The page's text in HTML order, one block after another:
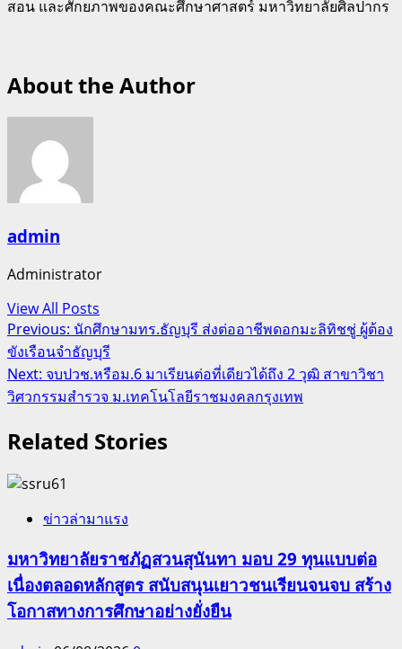
สอน และศักยภาพของคณะศึกษาศาสตร์ มหาวิทยาลัยศิลปากร
About the Author
admin
Administrator
View All Posts
Post
navigation
Previous: นักศึกษามทร.ธัญบุรี ส่งต่ออาชีพดอกมะลิทิชชู่ ผู้ต้อง
ขังเรือนจำธัญบุรี
Next: จบปวช.หรือม.6 มาเรียนต่อที่เดียวได้ถึง 2 วุฒิ สาขาวิชา
วิศวกรรมสำรวจ ม.เทคโนโลยีราชมงคลกรุงเทพ
Related Stories
ข่าวล่ามาแรง
มหาวิทยาลัยราชภัฏสวนสุนันทา มอบ 29 ทุนแบบต่อ
เนื่องตลอดหลักสูตร สนับสนุนเยาวชนเรียนจนจบ สร้าง
โอกาสทางการศึกษาอย่างยั่งยืน